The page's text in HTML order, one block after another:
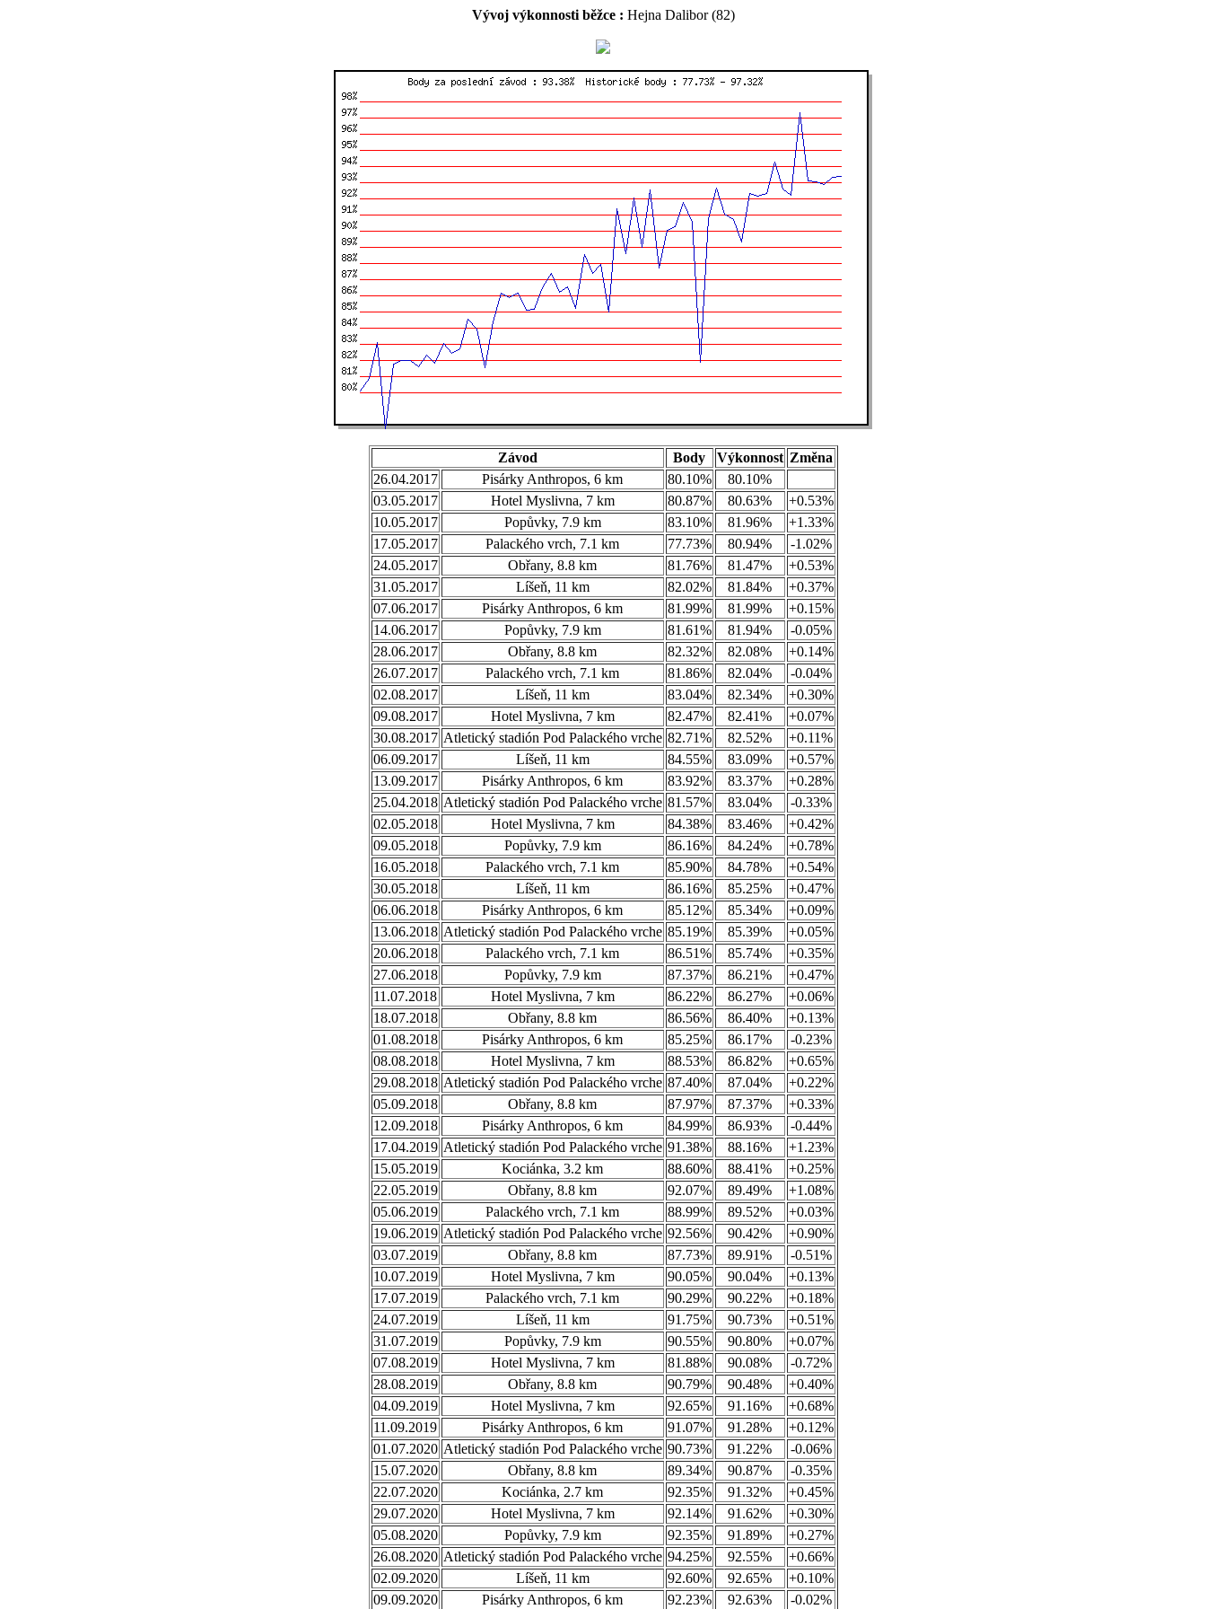
Vývoj výkonnosti běžce : Hejna Dalibor (82)
Závod Body Výkonnost Změna
26.04.2017
Pisárky Anthropos, 6 km 80.10%
80.10%
03.05.2017
Hotel Myslivna, 7 km 80.87% 80.63%
+0.53%
10.05.2017
Popůvky, 7.9 km 83.10% 81.96%
+1.33%
17.05.2017
Palackého vrch, 7.1 km 77.73% 80.94%
-1.02%
24.05.2017
Obřany, 8.8 km 81.76% 81.47%
+0.53%
31.05.2017
Líšeň, 11 km 82.02% 81.84%
+0.37%
07.06.2017
Pisárky Anthropos, 6 km 81.99% 81.99%
+0.15%
14.06.2017
Popůvky, 7.9 km 81.61% 81.94%
-0.05%
28.06.2017
Obřany, 8.8 km 82.32% 82.08%
+0.14%
26.07.2017
Palackého vrch, 7.1 km 81.86% 82.04%
-0.04%
02.08.2017
Líšeň, 11 km 83.04% 82.34%
+0.30%
09.08.2017
Hotel Myslivna, 7 km 82.47% 82.41%
+0.07%
30.08.2017 Atletický stadión Pod Palackého vrche 82.71% 82.52%
+0.11%
06.09.2017
Líšeň, 11 km 84.55% 83.09%
+0.57%
13.09.2017
Pisárky Anthropos, 6 km 83.92% 83.37%
+0.28%
25.04.2018 Atletický stadión Pod Palackého vrche 81.57% 83.04%
-0.33%
02.05.2018
Hotel Myslivna, 7 km 84.38% 83.46%
+0.42%
09.05.2018
Popůvky, 7.9 km 86.16% 84.24%
+0.78%
16.05.2018
Palackého vrch, 7.1 km 85.90% 84.78%
+0.54%
30.05.2018
Líšeň, 11 km 86.16% 85.25%
+0.47%
06.06.2018
Pisárky Anthropos, 6 km 85.12% 85.34%
+0.09%
13.06.2018 Atletický stadión Pod Palackého vrche 85.19% 85.39%
+0.05%
20.06.2018
Palackého vrch, 7.1 km 86.51% 85.74%
+0.35%
27.06.2018
Popůvky, 7.9 km 87.37% 86.21%
+0.47%
11.07.2018
Hotel Myslivna, 7 km 86.22% 86.27%
+0.06%
18.07.2018
Obřany, 8.8 km 86.56% 86.40%
+0.13%
01.08.2018
Pisárky Anthropos, 6 km 85.25% 86.17%
-0.23%
08.08.2018
Hotel Myslivna, 7 km 88.53% 86.82%
+0.65%
29.08.2018 Atletický stadión Pod Palackého vrche 87.40% 87.04%
+0.22%
05.09.2018
Obřany, 8.8 km 87.97% 87.37%
+0.33%
12.09.2018
Pisárky Anthropos, 6 km 84.99% 86.93%
-0.44%
17.04.2019 Atletický stadión Pod Palackého vrche 91.38% 88.16%
+1.23%
15.05.2019
Kociánka, 3.2 km 88.60% 88.41%
+0.25%
22.05.2019
Obřany, 8.8 km 92.07% 89.49%
+1.08%
05.06.2019
Palackého vrch, 7.1 km 88.99% 89.52%
+0.03%
19.06.2019 Atletický stadión Pod Palackého vrche 92.56% 90.42%
+0.90%
03.07.2019
Obřany, 8.8 km 87.73% 89.91%
-0.51%
10.07.2019
Hotel Myslivna, 7 km 90.05% 90.04%
+0.13%
17.07.2019
Palackého vrch, 7.1 km 90.29% 90.22%
+0.18%
24.07.2019
Líšeň, 11 km 91.75% 90.73%
+0.51%
31.07.2019
Popůvky, 7.9 km 90.55% 90.80%
+0.07%
07.08.2019
Hotel Myslivna, 7 km 81.88% 90.08%
-0.72%
28.08.2019
Obřany, 8.8 km 90.79% 90.48%
+0.40%
04.09.2019
Hotel Myslivna, 7 km 92.65% 91.16%
+0.68%
11.09.2019
Pisárky Anthropos, 6 km 91.07% 91.28%
+0.12%
01.07.2020 Atletický stadión Pod Palackého vrche 90.73% 91.22%
-0.06%
15.07.2020
Obřany, 8.8 km 89.34% 90.87%
-0.35%
22.07.2020
Kociánka, 2.7 km 92.35% 91.32%
+0.45%
29.07.2020
Hotel Myslivna, 7 km 92.14% 91.62%
+0.30%
05.08.2020
Popůvky, 7.9 km 92.35% 91.89%
+0.27%
26.08.2020 Atletický stadión Pod Palackého vrche 94.25% 92.55%
+0.66%
02.09.2020
Líšeň, 11 km 92.60% 92.65%
+0.10%
09.09.2020
Pisárky Anthropos, 6 km 92.23% 92.63% -0.02%